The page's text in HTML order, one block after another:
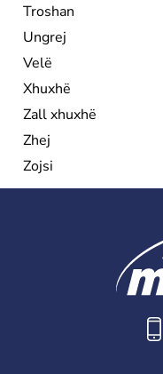
Troshan
Ungrej
Velë
Xhuxhë
Zall xhuxhë
Zhej
Zojsi